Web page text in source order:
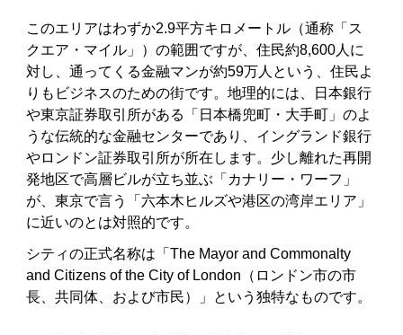
このエリアはわずか2.9平方キロメートル（通称「ス
クエア・マイル」）の範囲ですが、住民約8,600人に
対し、通ってくる金融マンが約59万人という、住民よ
りもビジネスのための街です。地理的には、日本銀行
や東京証券取引所がある「日本橋兜町・大手町」のよ
うな伝統的な金融センターであり、イングランド銀行
やロンドン証券取引所が所在します。少し離れた再開
発地区で高層ビルが立ち並ぶ「カナリー・ワーフ」
が、東京で言う「六本木ヒルズや港区の湾岸エリア」
に近いのとは対照的です。
シティの正式名称は「The Mayor and Commonalty
and Citizens of the City of London（ロンドン市の市
長、共同体、および市民）」という独特なものです。